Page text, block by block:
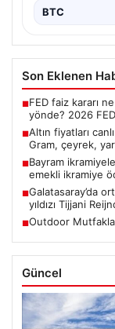
BTC
Son Eklenen
■FED faiz kararı
yönde? 2026
■Altın fiyatları
Gram, çeyrek,
■Bayram
emekli ikramiye
■Galatasaray’da
yıldızı Tijjani
■Outdoor
Güncel